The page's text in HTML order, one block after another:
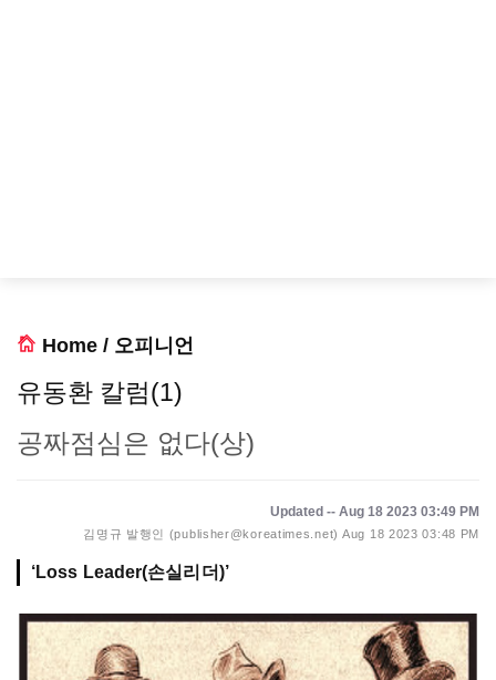
Home / 오피니언
유동환 칼럼(1)
공짜점심은 없다(상)
Updated -- Aug 18 2023 03:49 PM
김명규 발행인 (publisher@koreatimes.net) Aug 18 2023 03:48 PM
‘Loss Leader(손실리더)’